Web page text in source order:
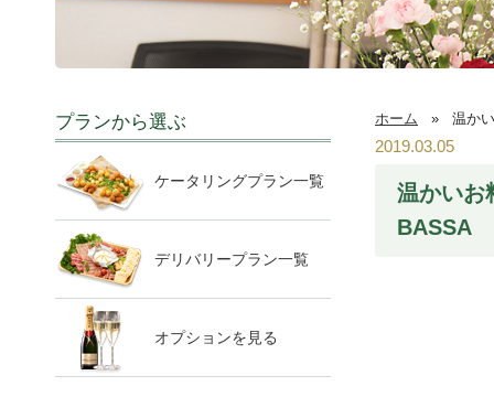
ホーム » 温か
2019.03.05
温かいお
BASSA
プランから選ぶ
ケータリングプラン一覧
デリバリープラン一覧
オプションを見る